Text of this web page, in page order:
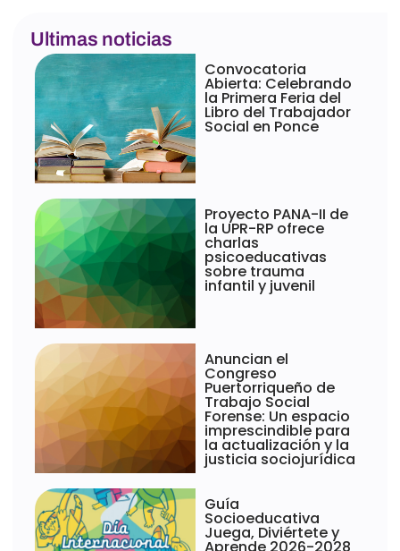
Ultimas noticias
Convocatoria
Abierta: Celebrando
la Primera Feria del
Libro del Trabajador
Social en Ponce
Proyecto PANA-II de
la UPR-RP ofrece
charlas
psicoeducativas
sobre trauma
infantil y juvenil
Anuncian el
Congreso
Puertorriqueño de
Trabajo Social
Forense: Un espacio
imprescindible para
la actualización y la
justicia sociojurídica
Guía
Socioeducativa
Juega, Diviértete y